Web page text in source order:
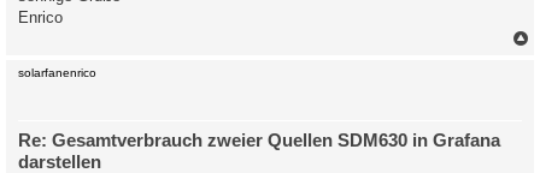
Enrico
solarfanenrico
Re: Gesamtverbrauch zweier Quellen SDM630 in Grafana
darstellen